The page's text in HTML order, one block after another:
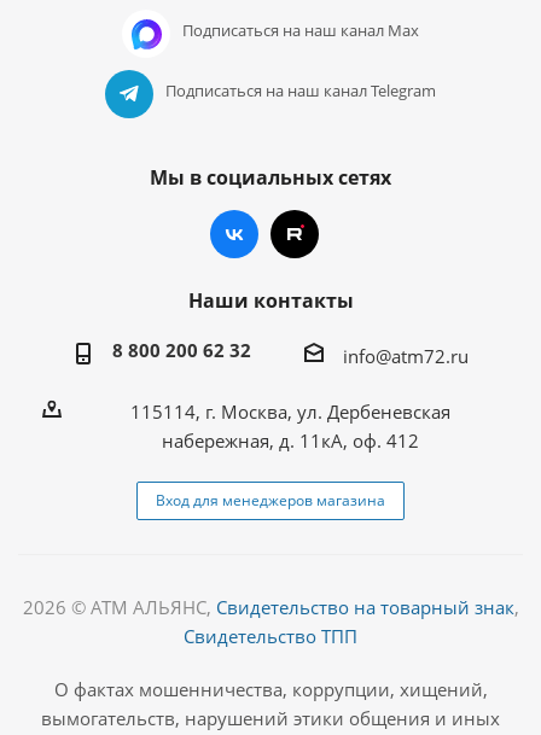
Подписаться на наш канал Max
Подписаться на наш канал Telegram
Мы в социальных сетях
Наши контакты
8 800 200 62 32 info@atm72.ru
115114, г. Москва, ул. Дербеневская
набережная, д. 11кА, оф. 412
Вход для менеджеров магазина
2026 © АТМ АЛЬЯНС, Свидетельство на товарный знак,
Свидетельство ТПП
О фактах мошенничества, коррупции, хищений,
вымогательств, нарушений этики общения и иных